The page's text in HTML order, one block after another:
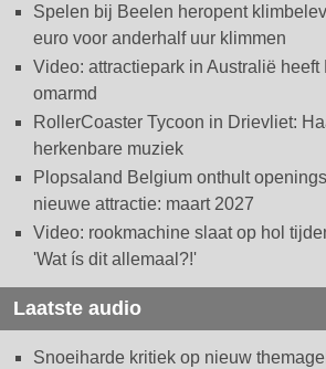
Spelen bij Beelen heropent
euro voor anderhalf uur klimmen
Video: attractiepark in Australië
omarmd
RollerCoaster Tycoon in Drievliet:
herkenbare muziek
Plopsaland Belgium onthult
nieuwe attractie: maart 2027
Video: rookmachine slaat op hol
'Wat ís dit allemaal?!'
Laatste audio
Snoeiharde kritiek op nieuw